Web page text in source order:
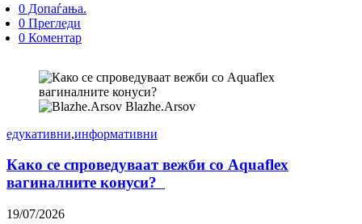
0 Допаѓања.
0 Прегледи
0 Коментар
Blazhe.Arsov
едукативни,информативни
Како се спроведуваат вежби со Aquaflex
вагиналните конуси?
19/07/2026